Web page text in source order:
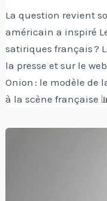
La question revient
américain a inspiré
satiriques français ?
la presse et sur le
Onion : le modèle de
à la scène française